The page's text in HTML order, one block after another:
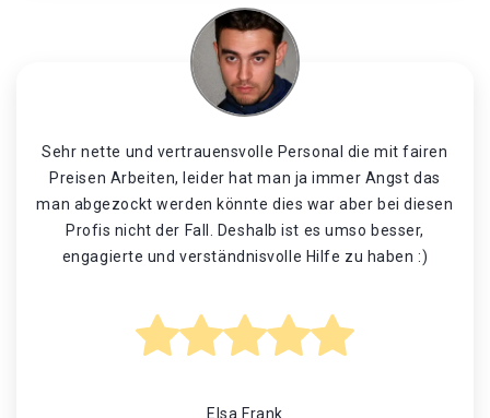
Sehr nette und vertrauensvolle Personal die mit fairen
Preisen Arbeiten, leider hat man ja immer Angst das
man abgezockt werden könnte dies war aber bei diesen
Profis nicht der Fall. Deshalb ist es umso besser,
engagierte und verständnisvolle Hilfe zu haben :)
Elsa Frank